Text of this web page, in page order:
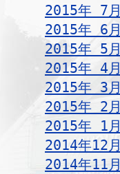
2015年 7月
2015年 6月
2015年 5月
2015年 4月
2015年 3月
2015年 2月
2015年 1月
2014年12月
2014年11月